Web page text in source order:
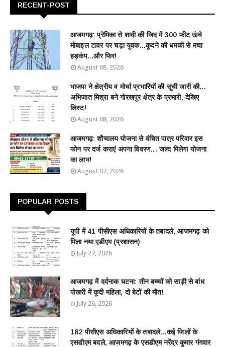
RECENT-POST
आजमगढ़: प्रेमिका से शादी की जिद में 300 फीट ऊंचे
मोबाइल टावर पर चढ़ा युवक...कूदने की धमकी से मचा
हड़कंप...और फिर!
August 08, 2026
भाजपा ने क्षेत्रीय व मोर्चा प्रभारियों की सूची जारी की...
अभिजात मिश्रा बने गोरखपुर क्षेत्र के प्रभारी; देखिए
लिस्ट!
August 08, 2026
आजमगढ़: शौचालय योजना से वंचित पात्र परिवार इस
फोन पर दर्ज कराएं अपना विवरण... जल्द मिलेगा योजना
का लाभ!
August 07, 2026
POPULAR POSTS
यूपी में 41 पीसीएस अधिकारियों के तबादले, आजमगढ़ को
मिला नया एडीएम (प्रशासन)
July 27, 2026
आजमगढ़ में दर्दनाक घटना: तीन बच्चों को साड़ी से बांध
पोखरी में कूदी महिला, दो बेटों की मौत!
July 26, 2026
182 पीसीएस अधिकारियों के तबादले...कई जिलों के
एसडीएम बदले, आजमगढ़ के एसडीएम नरेंद्र कुमार गंगवार